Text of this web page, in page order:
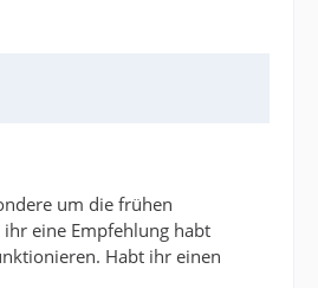
um die frühen
eine Empfehlung habt
Habt ihr einen